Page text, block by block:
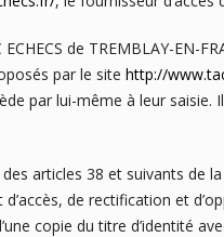
de TREMBLAY-EN-
par le site http://
par lui-même à leur saisie.
articles 38 et suivants de
de rectification et
copie du titre d’identité